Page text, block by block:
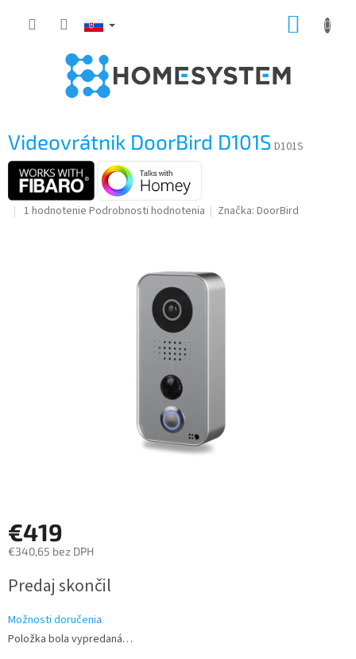
Videovrátnik DoorBird D101S D101S
Priemerné
1 hodnotenie Podrobnosti hodnotenia Značka:DoorBird
€419
€340,65 bez DPH
cena:
Predaj skončil
Možnosti doručenia
Položka bola vypredaná…